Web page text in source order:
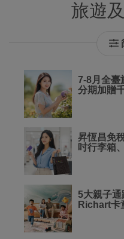
旅遊
7-8月全臺
分期加贈
昇恆昌免
吋行李箱
5大親子
Richart卡